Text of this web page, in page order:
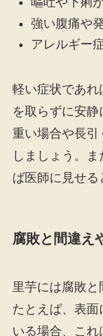
強い腹痛や
アレルギー
軽い症状であ
を取らずに安
重い場合や長引
しましょう。
ば医師に見せる
腐敗と間違え
里芋には腐敗と
たとえば、表
いる場合、こ